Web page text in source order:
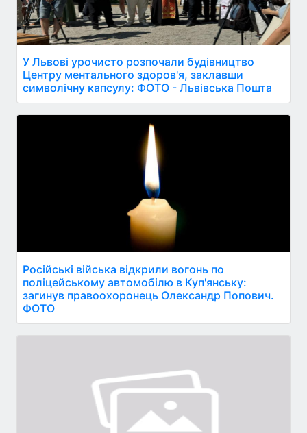
У Львові урочисто розпочали будівництво
Центру ментального здоров'я, заклавши
символічну капсулу: ФОТО - Львівська Пошта
Російські війська відкрили вогонь по
поліцейському автомобілю в Куп'янську:
загинув правоохоронець Олександр Попович.
ФОТО